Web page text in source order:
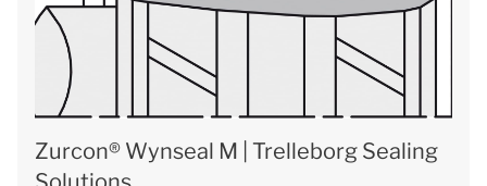
Zurcon® Wynseal M | Trelleborg Sealing